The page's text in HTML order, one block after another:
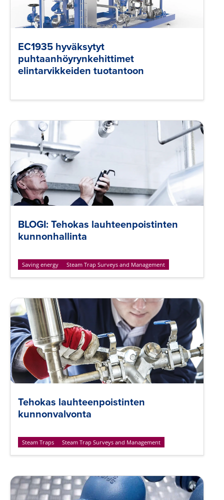
EC1935 hyväksytyt
puhtaanhöyrynkehittimet
elintarvikkeiden tuotantoon
BLOGI: Tehokas lauhteenpoistinten
kunnonhallinta
Saving energy Steam Trap Surveys and Management
Tehokas lauhteenpoistinten
kunnonvalvonta
Steam Traps Steam Trap Surveys and Management